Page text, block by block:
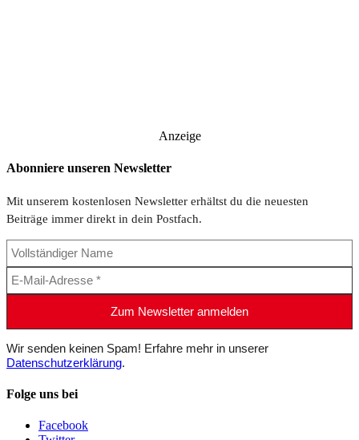
Anzeige
Abonniere unseren Newsletter
Mit unserem kostenlosen Newsletter erhältst du die neuesten
Beiträge immer direkt in dein Postfach.
Wir senden keinen Spam! Erfahre mehr in unserer
Datenschutzerklärung.
Folge uns bei
Facebook